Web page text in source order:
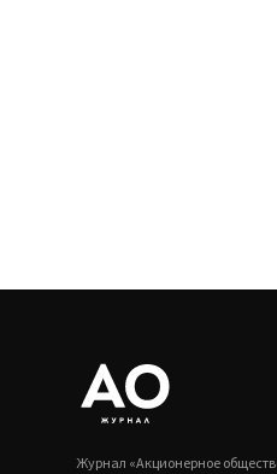
Журнал «Акционерное